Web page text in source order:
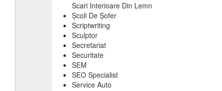
Scari Interioare Din Lemn
Școli De Șofer
Scriptwriting
Sculptor
Secretariat
Securitate
SEM
SEO Specialist
Service Auto